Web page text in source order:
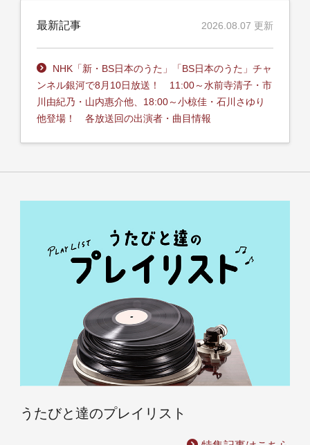
最新記事 2026.08.07 更新
NHK「新・BS日本のうた」「BS日本のうた」チャ
ンネル銀河で8月10日放送！ 11:00～水前寺清子・市
川由紀乃・山内惠介他、18:00～小椋佳・石川さゆり
他登場！ 各放送回の出演者・曲目情報
うたびと達のプレイリスト